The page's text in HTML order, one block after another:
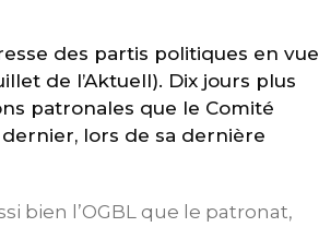
des partis politiques en vue
de l’Aktuell). Dix jours plus
patronales que le Comité
lors de sa dernière
bien l’OGBL que le patronat,